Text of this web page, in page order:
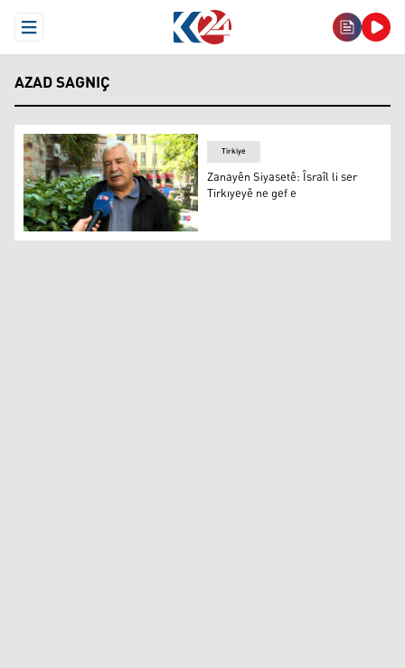
Open Menu
AZAD SAGNIÇ
Zanayên Siyasetê: Îsraîl li ser Tirkıyeyê ne gef e
Tirkiye
Zanayên Siyasetê: Îsraîl li ser
Tirkıyeyê ne gef e